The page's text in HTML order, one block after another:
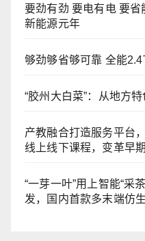
要劲有劲 要电有电 要
新能源元年
够劲够省够可靠 全能
“胶州大白菜”：从地方
产教融合打造服务平台
线上线下课程，变革早
“一芽一叶”用上智能“采
发，国内首款多末端仿